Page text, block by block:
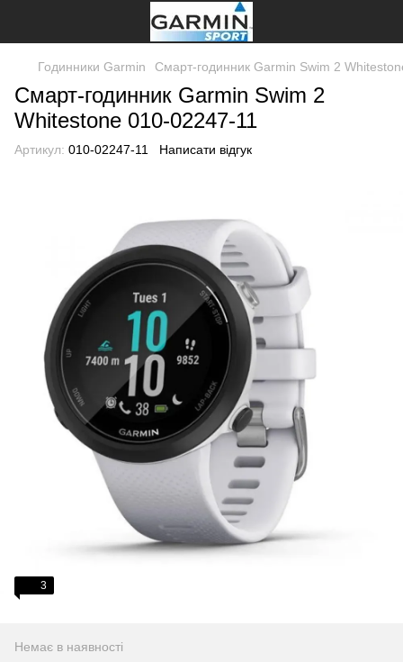
Годинники Garmin Смарт-годинник Garmin Swim 2
Смарт-годинник Garmin Swim 2
Whitestone 010-02247-11
Артикул: 010-02247-11 Написати відгук
3
Немає в наявності